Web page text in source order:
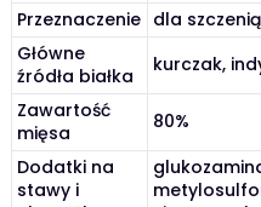
Przeznaczenie dla
Główne
źródła białka
kurczak,
Zawartość
mięsa
80%
Dodatki na
stawy i